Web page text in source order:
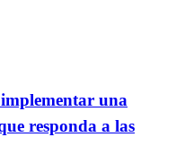
una
responda a las